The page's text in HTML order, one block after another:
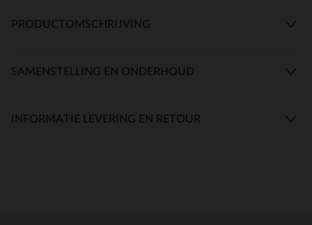
PRODUCTOMSCHRIJVING
SAMENSTELLING EN ONDERHOUD
INFORMATIE LEVERING EN RETOUR